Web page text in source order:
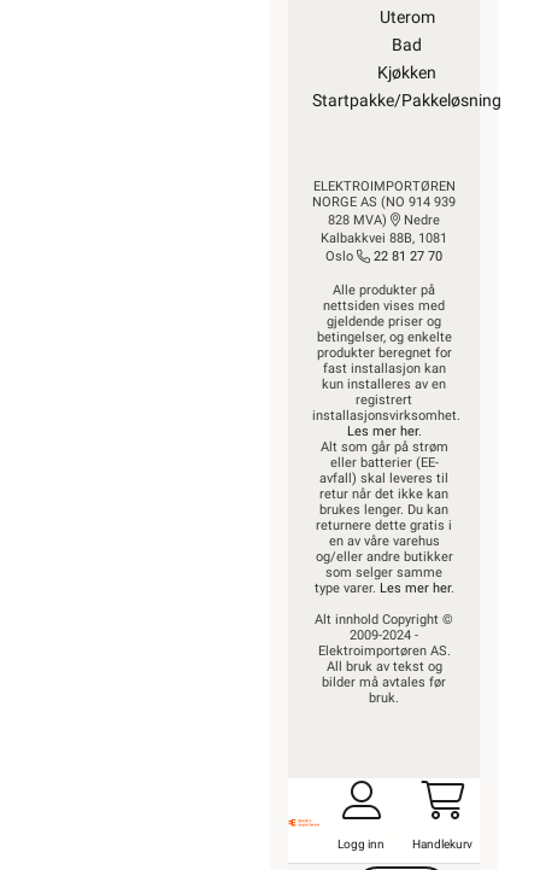
Uterom
Bad
Kjøkken
Startpakke/Pakkeløsning
ELEKTROIMPORTØREN
NORGE AS (NO 914 939
828 MVA)
Nedre
Kalbakkvei 88B, 1081
Oslo
22 81 27 70
Alle produkter på
nettsiden vises med
gjeldende priser og
betingelser, og enkelte
produkter beregnet for
fast installasjon kan
kun installeres av en
registrert
installasjonsvirksomhet.
Les mer her.
Alt som går på strøm
eller batterier (EE-
avfall) skal leveres til
retur når det ikke kan
brukes lenger. Du kan
returnere dette gratis i
en av våre varehus
og/eller andre butikker
som selger samme
type varer. Les mer her.
Alt innhold Copyright ©
2009-2024 -
Elektroimportøren AS.
All bruk av tekst og
bilder må avtales før
bruk.
Logg inn Handlekurv